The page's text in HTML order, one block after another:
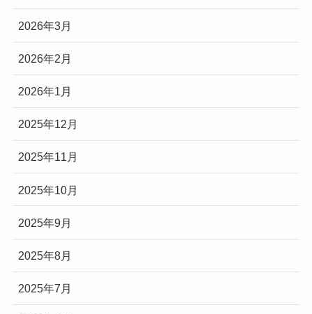
2026年3月
2026年2月
2026年1月
2025年12月
2025年11月
2025年10月
2025年9月
2025年8月
2025年7月